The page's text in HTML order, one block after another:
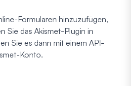
Formularen hinzuzufügen,
Sie das Akismet-Plugin in
Sie es dann mit einem API-
Konto.